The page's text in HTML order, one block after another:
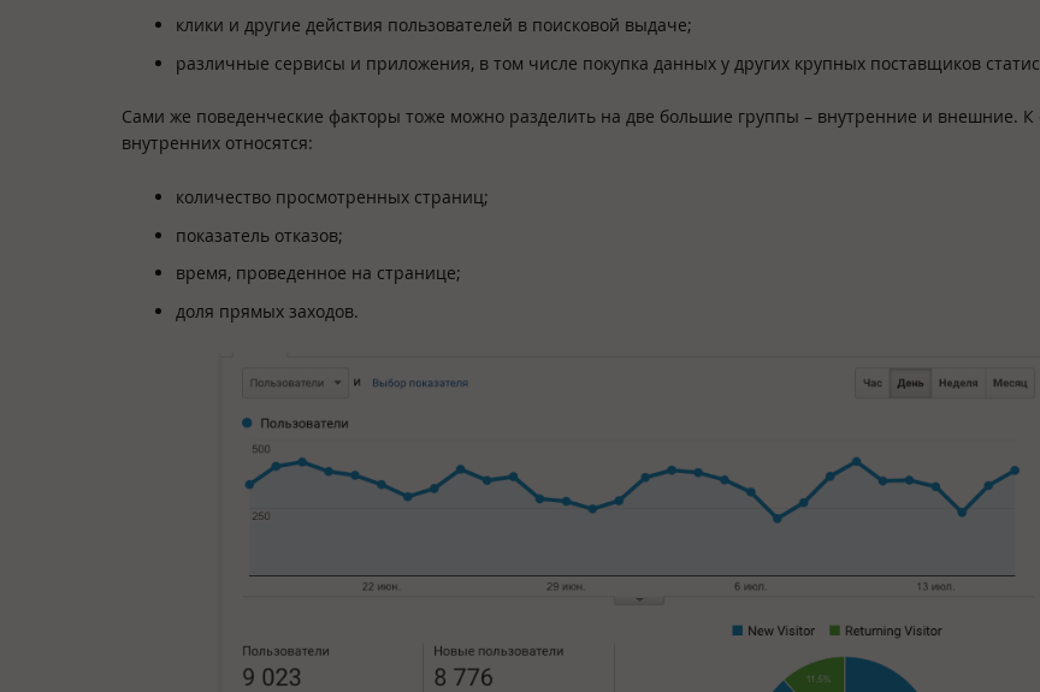
клики и другие действия пользователей в поисковой выдаче;
различные сервисы и приложения, в том числе покупка данных у других крупных поставщиков
Сами же поведенческие факторы тоже можно разделить на две большие группы – внутренние и внешние. К
внутренних относятся:
количество просмотренных страниц;
показатель отказов;
время, проведенное на странице;
доля прямых заходов.